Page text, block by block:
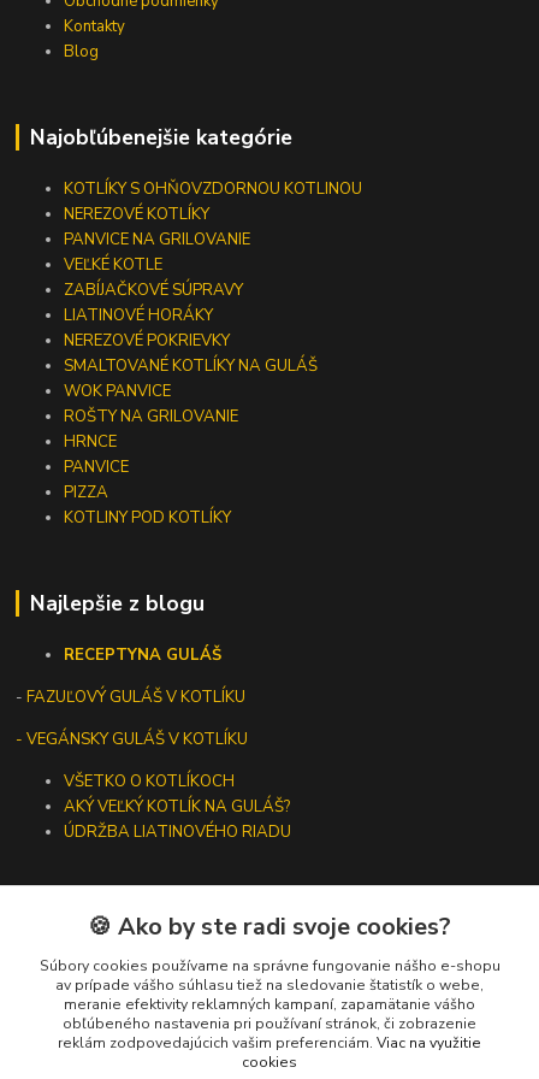
Kontakty
Blog
Najobľúbenejšie kategórie
KOTLÍKY S OHŇOVZDORNOU KOTLINOU
NEREZOVÉ KOTLÍKY
PANVICE NA GRILOVANIE
VEĽKÉ KOTLE
ZABÍJAČKOVÉ SÚPRAVY
LIATINOVÉ HORÁKY
NEREZOVÉ POKRIEVKY
SMALTOVANÉ KOTLÍKY NA GULÁŠ
WOK PANVICE
ROŠTY NA GRILOVANIE
HRNCE
PANVICE
PIZZA
KOTLINY POD KOTLÍKY
Najlepšie z blogu
RECEPTYNA GULÁŠ
-FAZUĽOVÝ GULÁŠ V KOTLÍKU
- VEGÁNSKY GULÁŠ V KOTLÍKU
VŠETKO O KOTLÍKOCH
AKÝ VEĽKÝ KOTLÍK NA GULÁŠ?
ÚDRŽBA LIATINOVÉHO RIADU
Kontakty
+421 919 275 553
(Po-Pia, 10-13 hod.)
🍪 Ako by ste radi svoje cookies?
Súbory cookies používame na správne fungovanie nášho e-shopu
av prípade vášho súhlasu tiež na sledovanie štatistík o webe,
meranie efektivity reklamných kampaní, zapamätanie vášho
obľúbeného nastavenia pri používaní stránok, či zobrazenie
reklám zodpovedajúcich vašim preferenciám. Viac na využitie
cookies